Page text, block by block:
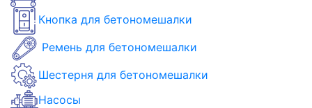
Кнопка для бетономешалки
Ремень для бетономешалки
Шестерня для бетономешалки
Насосы